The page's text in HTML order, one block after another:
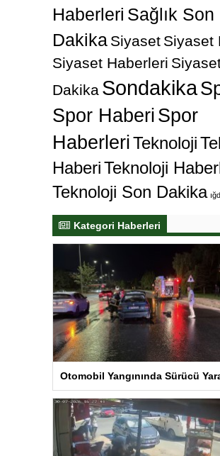
Haberleri Sağlık Son
Dakika Siyaset Siyaset
Siyaset Haberleri
Dakika Sondakika
Spor Haberi Spor
HaberleriTeknoloji
HaberiTeknoloji
Teknoloji Son Dakika
Kategori Haberleri
Otomobil Yangınında Sürücü